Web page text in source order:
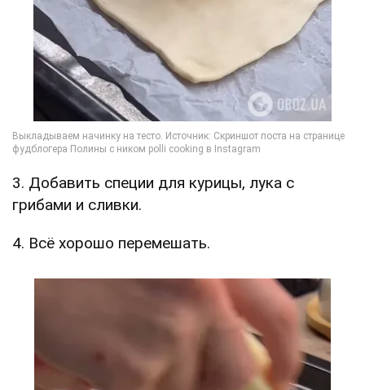
3. Добавить специи для курицы, лука с
грибами и сливки.
4. Всё хорошо перемешать.